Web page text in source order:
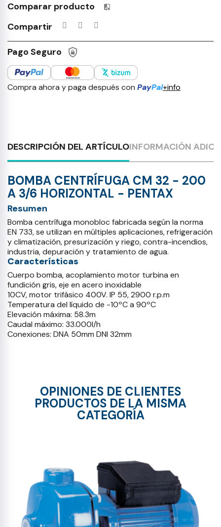
Comparar producto Productos incluidos en tu lista
Compartir
Pago Seguro
Compra ahora y paga después con PayPal+info
DESCRIPCIÓN DEL ARTÍCULOINFORMACIÓN
BOMBA CENTRÍFUGA CM 32 - 200
A 3/6 HORIZONTAL - PENTAX
Resumen
Bomba centrífuga monobloc fabricada según la norma
EN 733, se utilizan en múltiples aplicaciones, refrigeración
y climatización, presurización y riego, contra-incendios,
industria, depuración y tratamiento de agua.
Características
Cuerpo bomba, acoplamiento motor turbina en
fundición gris, eje en acero inoxidable
10CV, motor trifásico 400V. IP 55, 2900 r.p.m
Temperatura del líquido de -10ºC a 90ºC
Elevación máxima: 58.3m
Caudal máximo: 33.000l/h
Conexiones: DNA 50mm DNI 32mm
OPINIONES DE CLIENTES
PRODUCTOS DE LA MISMA
CATEGORÍA